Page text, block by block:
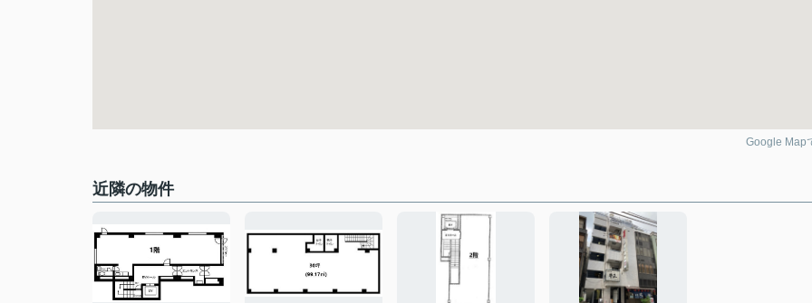
Google Map
近隣の物件